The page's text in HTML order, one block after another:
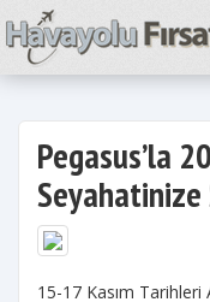
Pegasus’la
Seyahatinize
15-17 Kasım Tarihleri